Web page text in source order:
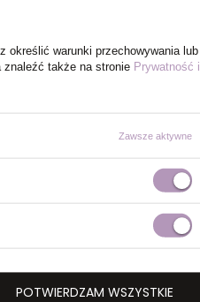
określić warunki przechowywania lub
znaleźć także na stronie Prywatność i
Zawsze aktywne
POTWIERDZAM WSZYSTKIE